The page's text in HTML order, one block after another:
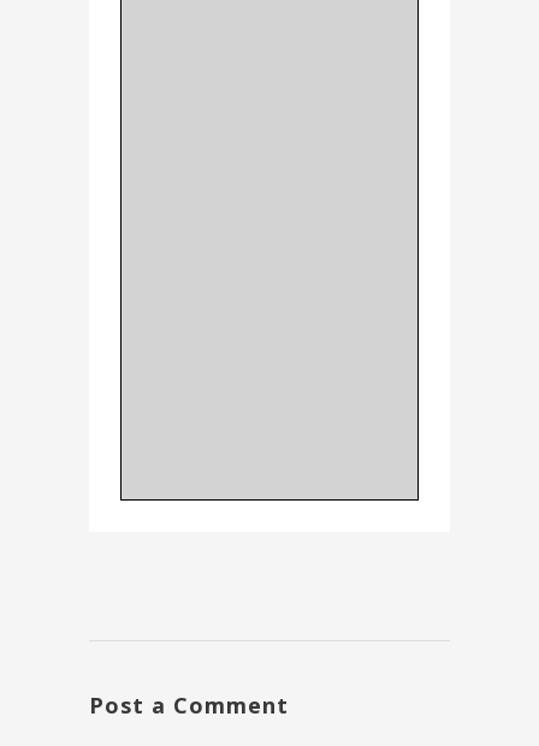
Post a Comment